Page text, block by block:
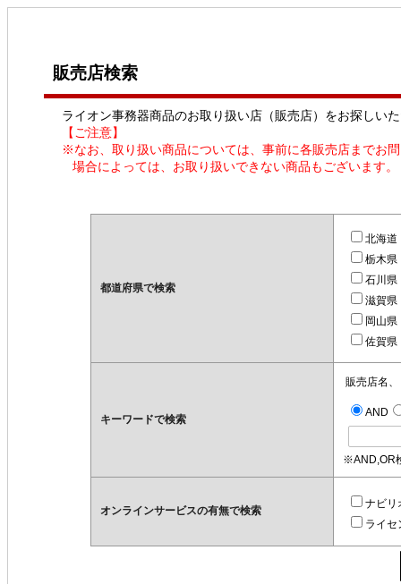
販売店検索
ライオン事務器商品のお取り扱い店（販売店）をお探しい
【ご注意】
※なお、取り扱い商品については、事前に各販売店までお
場合によっては、お取り扱いできない商品もございます。
都道府県で検索
北海道
栃木県
石川県
滋賀県
岡山県
佐賀県
キーワードで検索
販売店名
AND
※AND,OR
オンラインサービスの有無で検索
ナビリ
ライセ